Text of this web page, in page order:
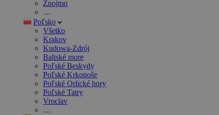
Znojmo
…
Poľsko
Všetko
Krakov
Kudowa-Zdrój
Baltské more
Poľské Beskydy
Poľské Krkonoše
Poľské Orlické hory
Poľské Tatry
Vroclav
…